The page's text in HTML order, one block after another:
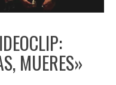
MUERES»